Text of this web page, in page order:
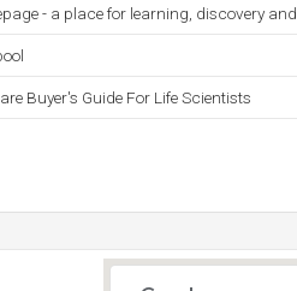
- a place for learning, discovery and
Buyer's Guide For Life Scientists